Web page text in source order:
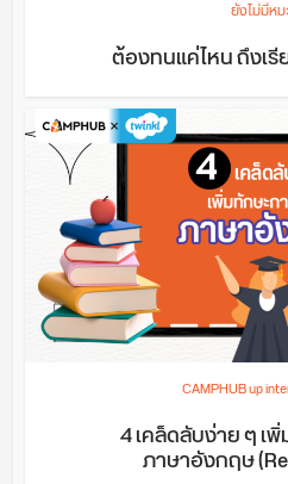
ยังไม่มีห
ต้องทนแค่ไหน ถึงเรี
CAMPHUB up
4 เคล็ดลับง่าย ๆ เ
ภาษาอังกฤษ